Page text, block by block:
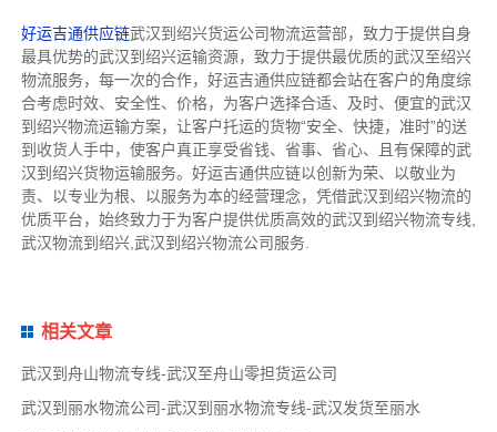
好运吉通供应链武汉到绍兴货运公司物流运营部，致力于提供自身
最具优势的武汉到绍兴运输资源，致力于提供最优质的武汉至绍兴
物流服务，每一次的合作，好运吉通供应链都会站在客户的角度综
合考虑时效、安全性、价格，为客户选择合适、及时、便宜的武汉
到绍兴物流运输方案，让客户托运的货物“安全、快捷，准时”的送
到收货人手中，使客户真正享受省钱、省事、省心、且有保障的武
汉到绍兴货物运输服务。好运吉通供应链以创新为荣、以敬业为
责、以专业为根、以服务为本的经营理念，凭借武汉到绍兴物流的
优质平台，始终致力于为客户提供优质高效的武汉到绍兴物流专线,
武汉物流到绍兴,武汉到绍兴物流公司服务.
相关文章
武汉到舟山物流专线-武汉至舟山零担货运公司
武汉到丽水物流公司-武汉到丽水物流专线-武汉发货至丽水